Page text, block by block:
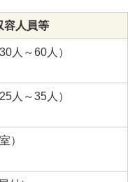
容人員等
人～60人）
人～35人）
）